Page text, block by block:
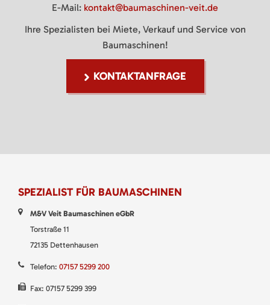
E-Mail: kontakt@baumaschinen-veit.de
Ihre Spezialisten bei Miete, Verkauf und Service von
Baumaschinen!
KONTAKTANFRAGE
SPEZIALIST FÜR BAUMASCHINEN
M&V Veit Baumaschinen eGbR
Torstraße 11
72135 Dettenhausen
Telefon: 07157 5299 200
Fax: 07157 5299 399